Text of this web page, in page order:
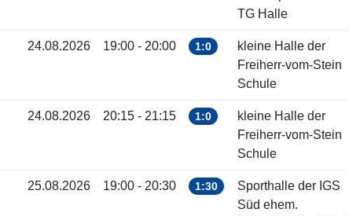
TG Halle
24.08.2026 19:00 - 20:00 1:0
kleine Halle der
Freiherr-vom-Stein
Schule
24.08.2026 20:15 - 21:15 1:0
kleine Halle der
Freiherr-vom-Stein
Schule
25.08.2026 19:00 - 20:30 1:30
Sporthalle der IGS
Süd ehem.